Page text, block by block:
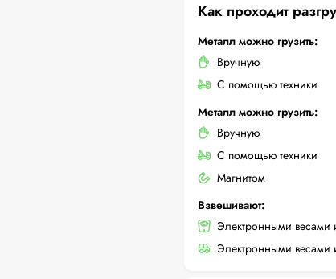
Как проходит
Металл можно грузить:
Вручную
С помощью техники
Металл можно грузить:
Вручную
С помощью техники
Магнитом
Взвешивают:
Электронными
Электронными весами